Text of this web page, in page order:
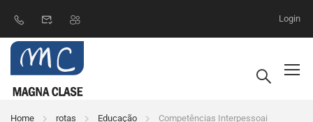
Login
Home rotas Educação Competências Interpessoai